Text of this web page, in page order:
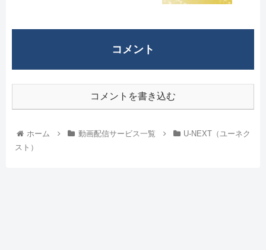
コメント
コメントを書き込む
ホーム 動画配信サービス一覧
U-NEXT（ユーネク
スト）